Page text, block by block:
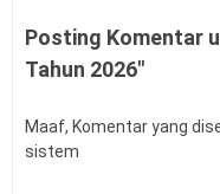
Juknis Panduan
Juknis Panduan
JUKNIS FIKSI
JUKNIS FIKSI SMA
Posting Komentar
Tahun 2026"
Maaf, Komentar yang
sistem